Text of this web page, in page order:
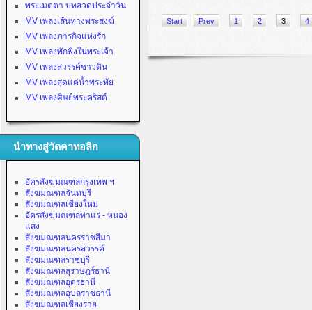
พระเมตตา บทสวดประจำวัน
MV เพลงเส้นทางพระสงฆ์
MV เพลงภารกิจแห่งรัก
MV เพลงพักพิงในพระเจ้า
MV เพลงสวรรค์ชาวดิน
MV เพลงสุดแต่น้ำพระทัย
MV เพลงศิษย์พระคริสต์
นำทางสู่วัดคาทอลิก
อัครสังฆมณฑลกรุงเทพ ฯ
สังฆมณฑลจันทบุรี
สังฆมณฑลเชียงใหม่
อัครสังฆมณฑลท่าแร่ - หนอง
แสง
สังฆมณฑลนครราชสีมา
สังฆมณฑลนครสวรรค์
สังฆมณฑลราชบุรี
สังฆมณฑลสุราษฎร์ธานี
สังฆมณฑลอุดรธานี
สังฆมณฑลอุบลราชธานี
สังฆมณฑลเชียงราย
Start Prev 1 2 3 4